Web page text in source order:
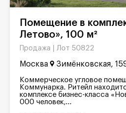
Летово», 100 м²
Продажа | Лот 50822
Москва Зимёнковская,
Коммерческое угловое
Коммунарка. Ритейл
комплексе бизнес-класса
000 человек,...